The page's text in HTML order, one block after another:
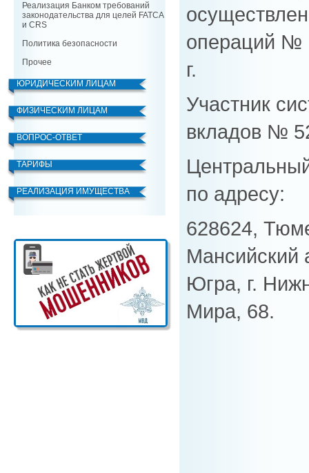
Реализация Банком требований
законодательства для целей FATCA
и CRS
Политика безопасности
Прочее
ЮРИДИЧЕСКИМ ЛИЦАМ
ФИЗИЧЕСКИМ ЛИЦАМ
ВОПРОС-ОТВЕТ
ТАРИФЫ
РЕАЛИЗАЦИЯ ИМУЩЕСТВА
операций №
г.
Участник
вкладов №
по адресу:
628624,
Мансийский
Югра, г.
Мира, 68.